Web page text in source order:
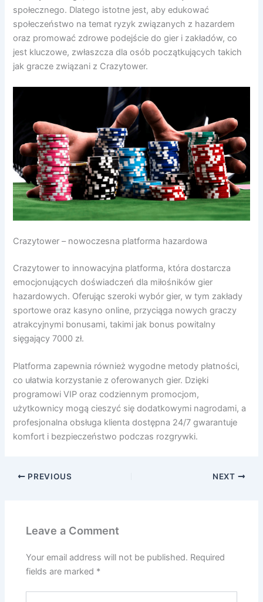
społecznego. Dlatego istotne jest, aby edukować
społeczeństwo na temat ryzyk związanych z hazardem
oraz promować zdrowe podejście do gier i zakładów, co
jest kluczowe, zwłaszcza dla osób początkujących takich
jak gracze związani z Crazytower.
Crazytower – nowoczesna platforma hazardowa
Crazytower to innowacyjna platforma, która dostarcza
emocjonujących doświadczeń dla miłośników gier
hazardowych. Oferując szeroki wybór gier, w tym zakłady
sportowe oraz kasyno online, przyciąga nowych graczy
atrakcyjnymi bonusami, takimi jak bonus powitalny
sięgający 7000 zł.
Platforma zapewnia również wygodne metody płatności,
co ułatwia korzystanie z oferowanych gier. Dzięki
programowi VIP oraz codziennym promocjom,
użytkownicy mogą cieszyć się dodatkowymi nagrodami, a
profesjonalna obsługa klienta dostępna 24/7 gwarantuje
komfort i bezpieczeństwo podczas rozgrywki.
PREVIOUS NEXT
Leave a Comment
Your email address will not be published. Required
fields are marked *